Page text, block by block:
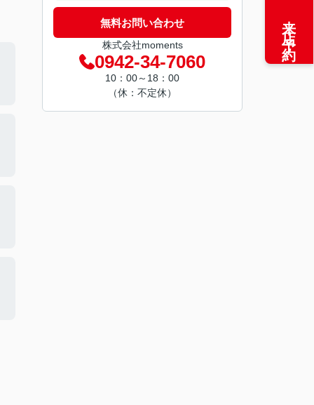
無料お問い合わせ
株式会社moments
0942-34-7060
10：00～18：00
（休：不定休）
来店予約